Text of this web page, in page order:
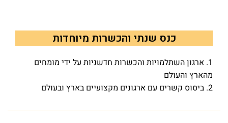
כנס שנתי והכשרות מיוחדות
1. ארגון השתלמויות והכשרות חדשניות על ידי מומחים
מהארץ והעולם
2. ביסוס קשרים עם ארגונים מקצועיים בארץ ובעולם